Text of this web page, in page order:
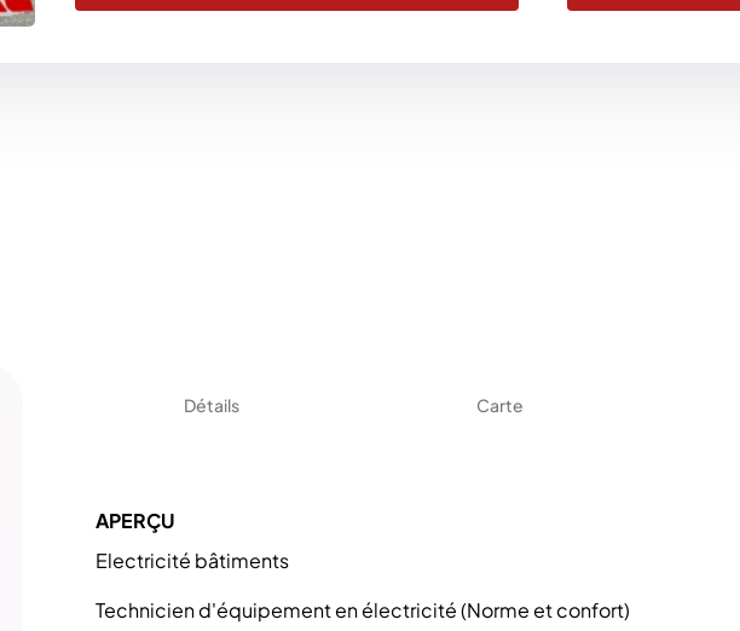
Détails Carte
APERÇU
Electricité bâtiments
Technicien d'équipement en électricité (Norme et confort)